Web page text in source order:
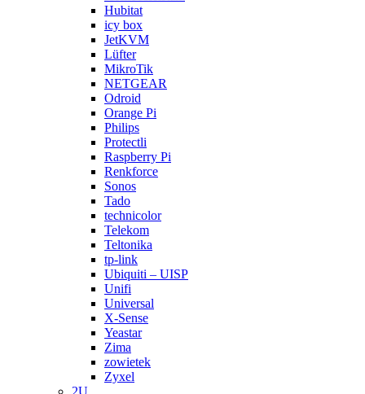
Hubitat
icy box
JetKVM
Lüfter
MikroTik
NETGEAR
Odroid
Orange Pi
Philips
Protectli
Raspberry Pi
Renkforce
Sonos
Tado
technicolor
Telekom
Teltonika
tp-link
Ubiquiti – UISP
Unifi
Universal
X-Sense
Yeastar
Zima
zowietek
Zyxel
2U